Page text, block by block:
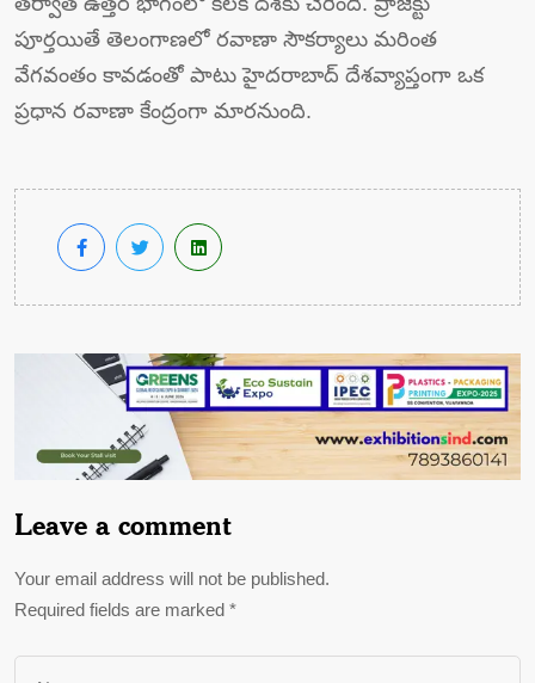
పూర్తయితే తెలంగాణలో రవాణా సౌకర్యాలు మరింత
వేగవంతం కావడంతో పాటు హైదరాబాద్ దేశవ్యాప్తంగా ఒక
ప్రధాన రవాణా కేంద్రంగా మారనుంది.
Leave a comment
Your email address will not be published.
Required fields are marked *